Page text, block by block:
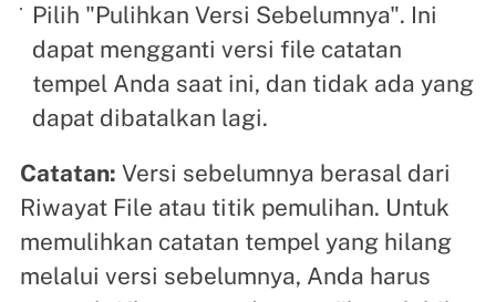
Pilih "Pulihkan Versi Sebelumnya". Ini
dapat mengganti versi file catatan
tempel Anda saat ini, dan tidak ada yang
dapat dibatalkan lagi.
Catatan: Versi sebelumnya berasal dari
Riwayat File atau titik pemulihan. Untuk
memulihkan catatan tempel yang hilang
melalui versi sebelumnya, Anda harus